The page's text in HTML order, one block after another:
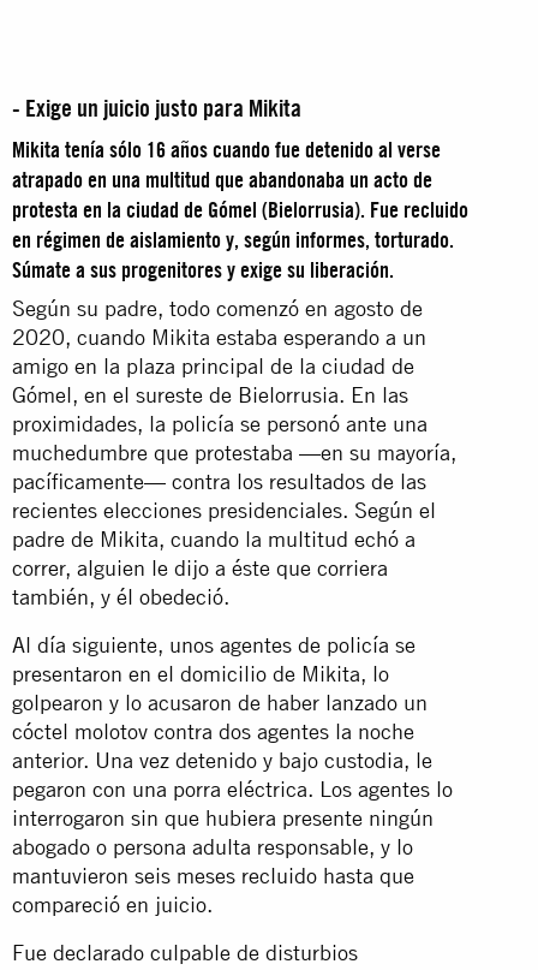
- Exige un juicio justo para Mikita
Mikita tenía sólo 16 años cuando fue detenido al verse
atrapado en una multitud que abandonaba un acto de
protesta en la ciudad de Gómel (Bielorrusia). Fue recluido
en régimen de aislamiento y, según informes, torturado.
Súmate a sus progenitores y exige su liberación.
Según su padre, todo comenzó en agosto de
2020, cuando Mikita estaba esperando a un
amigo en la plaza principal de la ciudad de
Gómel, en el sureste de Bielorrusia. En las
proximidades, la policía se personó ante una
muchedumbre que protestaba —en su mayoría,
pacíficamente— contra los resultados de las
recientes elecciones presidenciales. Según el
padre de Mikita, cuando la multitud echó a
correr, alguien le dijo a éste que corriera
también, y él obedeció.
Al día siguiente, unos agentes de policía se
presentaron en el domicilio de Mikita, lo
golpearon y lo acusaron de haber lanzado un
cóctel molotov contra dos agentes la noche
anterior. Una vez detenido y bajo custodia, le
pegaron con una porra eléctrica. Los agentes lo
interrogaron sin que hubiera presente ningún
abogado o persona adulta responsable, y lo
mantuvieron seis meses recluido hasta que
compareció en juicio.
Fue declarado culpable de disturbios